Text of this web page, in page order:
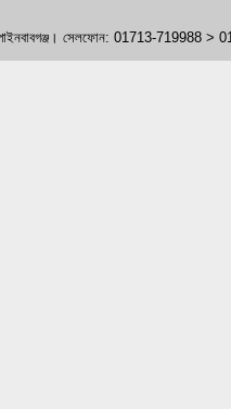
চাঁপাইনবাবগঞ্জ। সেলফোন: 01713-